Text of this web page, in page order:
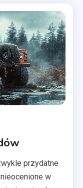
przydatne
w